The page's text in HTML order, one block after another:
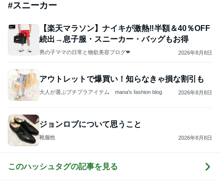
#スニーカー
【楽天マラソン】ナイキが激熱‼️半額＆40％OFF
続出→息子服・スニーカー・バッグもお得
男の子ママの日常と物欲美容ブログ❤︎ 2026年8月8日
アウトレットで爆買い！知らなきゃ損な割引も
大人が選ぶプチプラアイテム mana's fashion blog 2026年8月8日
ジョンロブについて思うこと
靴服他 2026年8月8日
このハッシュタグの記事を見る